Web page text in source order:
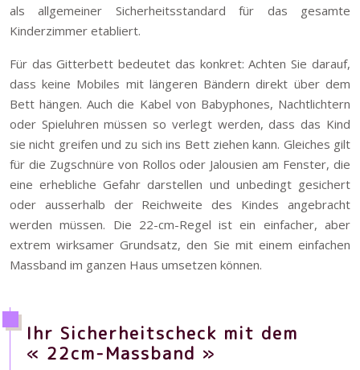
als allgemeiner Sicherheitsstandard für das gesamte
Kinderzimmer etabliert.
Für das Gitterbett bedeutet das konkret: Achten Sie darauf,
dass keine Mobiles mit längeren Bändern direkt über dem
Bett hängen. Auch die Kabel von Babyphones, Nachtlichtern
oder Spieluhren müssen so verlegt werden, dass das Kind
sie nicht greifen und zu sich ins Bett ziehen kann. Gleiches gilt
für die Zugschnüre von Rollos oder Jalousien am Fenster, die
eine erhebliche Gefahr darstellen und unbedingt gesichert
oder ausserhalb der Reichweite des Kindes angebracht
werden müssen. Die 22-cm-Regel ist ein einfacher, aber
extrem wirksamer Grundsatz, den Sie mit einem einfachen
Massband im ganzen Haus umsetzen können.
Ihr Sicherheitscheck mit dem
« 22cm-Massband »